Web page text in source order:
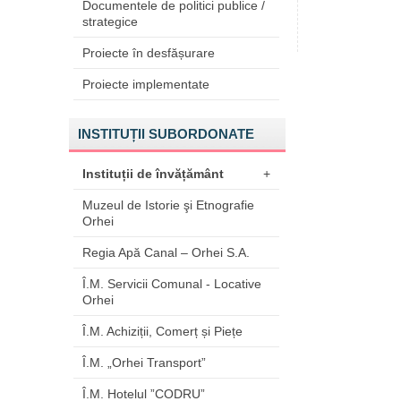
Documentele de politici publice /
strategice
Proiecte în desfășurare
Proiecte implementate
INSTITUȚII SUBORDONATE
Instituții de învățământ +
Muzeul de Istorie şi Etnografie
Orhei
Regia Apă Canal – Orhei S.A.
Î.M. Servicii Comunal - Locative
Orhei
Î.M. Achiziții, Comerț și Piețe
Î.M. „Orhei Transport”
Î.M. Hotelul ”CODRU”